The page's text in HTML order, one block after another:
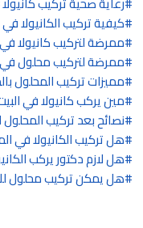
كيفية تركيب الكانيولا
ممرضة لتركيب كانيولا
ممرضة لتركيب محلول
مميزات تركيب المحلول
مين يركب كانيولا في
نصائح بعد تركيب
هل تركيب الكانيولا في
هل لازم دكتور يركب
هل يمكن تركيب محلول